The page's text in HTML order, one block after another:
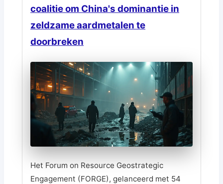
coalitie om China's dominantie in
zeldzame aardmetalen te
doorbreken
Het Forum on Resource Geostrategic
Engagement (FORGE), gelanceerd met 54